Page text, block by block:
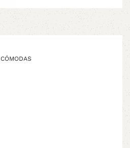
CÓMODAS